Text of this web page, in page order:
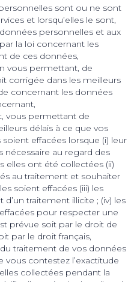
sont ou ne sont
et lorsqu’elles le sont,
personnelles et aux
la loi concernant les
de ces données,
vous permettant, de
corrigée dans les meilleurs
concernant les données
vous permettant de
délais à ce que vos
effacées lorsque (i) leur
nécessaire au regard des
elles ont été collectées (ii)
au traitement et souhaiter
soient effacées (iii) les
traitement illicite ; (iv) les
pour respecter une
prévue soit par le droit de
par le droit français,
traitement de vos données
vous contestez l’exactitude
collectées pendant la